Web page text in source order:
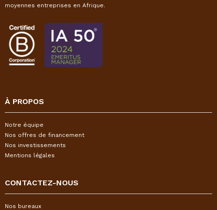
moyennes entreprises en Afrique.
À PROPOS
Notre équipe
Nos offres de financement
Nos investissements
Mentions légales
CONTACTEZ-NOUS
Nos bureaux